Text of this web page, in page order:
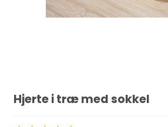
Hjerte i træ med sokkel